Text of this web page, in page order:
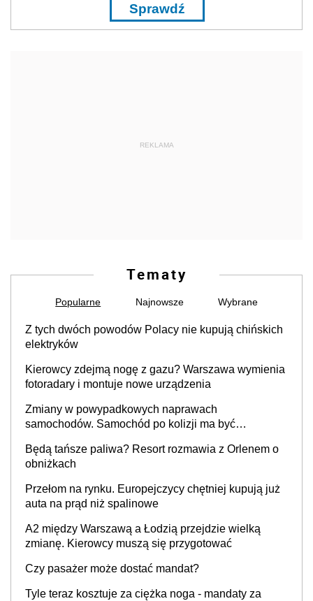
Sprawdź
REKLAMA
Tematy
Popularne Najnowsze Wybrane
Z tych dwóch powodów Polacy nie kupują chińskich
elektryków
Kierowcy zdejmą nogę z gazu? Warszawa wymienia
fotoradary i montuje nowe urządzenia
Zmiany w powypadkowych naprawach
samochodów. Samochód po kolizji ma być
producenta
Będą tańsze paliwa? Resort rozmawia z Orlenem o
obniżkach
Przełom na rynku. Europejczycy chętniej kupują już
auta na prąd niż spalinowe
A2 między Warszawą a Łodzią przejdzie wielką
zmianę. Kierowcy muszą się przygotować
Czy pasażer może dostać mandat?
Tyle teraz kosztuje za ciężka noga - mandaty za